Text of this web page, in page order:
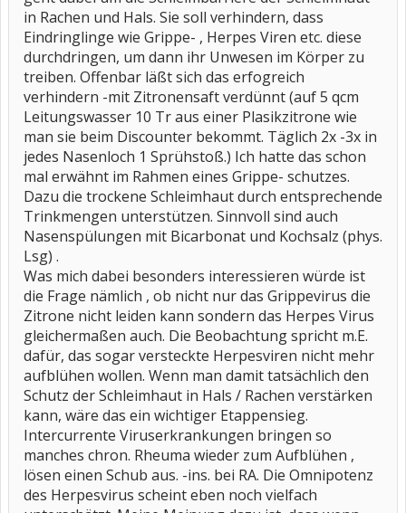
in Rachen und Hals. Sie soll verhindern, dass
Eindringlinge wie Grippe- , Herpes Viren etc. diese
durchdringen, um dann ihr Unwesen im Körper zu
treiben. Offenbar läßt sich das erfogreich
verhindern -mit Zitronensaft verdünnt (auf 5 qcm
Leitungswasser 10 Tr aus einer Plasikzitrone wie
man sie beim Discounter bekommt. Täglich 2x -3x in
jedes Nasenloch 1 Sprühstoß.) Ich hatte das schon
mal erwähnt im Rahmen eines Grippe- schutzes.
Dazu die trockene Schleimhaut durch entsprechende
Trinkmengen unterstützen. Sinnvoll sind auch
Nasenspülungen mit Bicarbonat und Kochsalz (phys.
Lsg) .
Was mich dabei besonders interessieren würde ist
die Frage nämlich , ob nicht nur das Grippevirus die
Zitrone nicht leiden kann sondern das Herpes Virus
gleichermaßen auch. Die Beobachtung spricht m.E.
dafür, das sogar versteckte Herpesviren nicht mehr
aufblühen wollen. Wenn man damit tatsächlich den
Schutz der Schleimhaut in Hals / Rachen verstärken
kann, wäre das ein wichtiger Etappensieg.
Intercurrente Viruserkrankungen bringen so
manches chron. Rheuma wieder zum Aufblühen ,
lösen einen Schub aus. -ins. bei RA. Die Omnipotenz
des Herpesvirus scheint eben noch vielfach